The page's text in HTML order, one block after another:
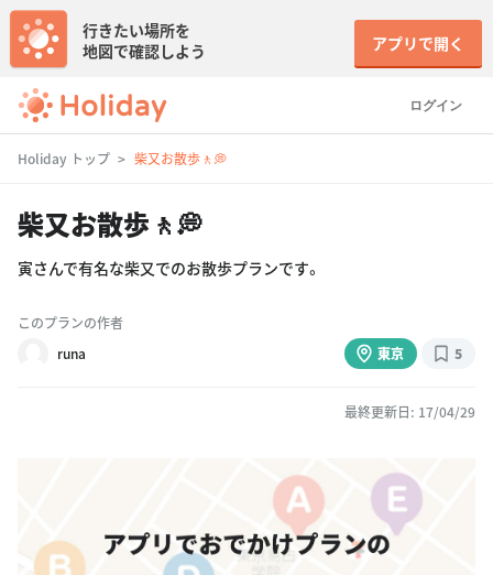
ログイン
行きたい場所を
地図で確認しよう
アプリで開く
Holiday トップ 柴又お散歩🚶💭
柴又お散歩🚶💭
寅さんで有名な柴又でのお散歩プランです。
このプランの作者
runa
東京 5
最終更新日: 17/04/29